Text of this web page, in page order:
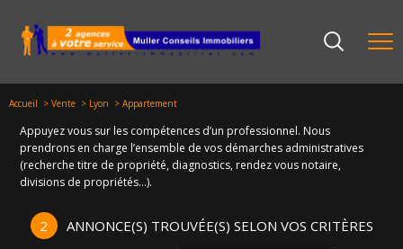
Accueil Vente Lyon Appartement
Appuyez vous sur les compétences d’un professionnel. Nous
prendrons en charge l’ensemble de vos démarches administratives
(recherche titre de propriété, diagnostics, rendez vous notaire,
divisions de propriétés…).
2 ANNONCE(S) TROUVÉE(S) SELON VOS CRITÈRES